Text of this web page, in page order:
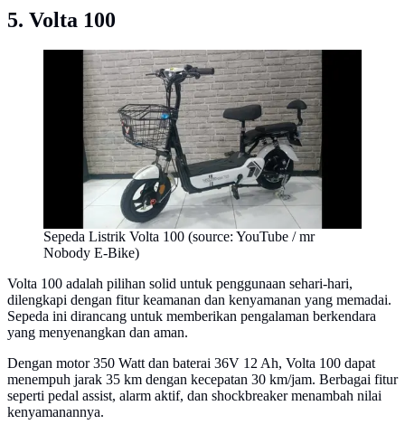
5. Volta 100
Sepeda Listrik Volta 100 (source: YouTube / mr
Nobody E-Bike)
Volta 100 adalah pilihan solid untuk penggunaan sehari-hari,
dilengkapi dengan fitur keamanan dan kenyamanan yang memadai.
Sepeda ini dirancang untuk memberikan pengalaman berkendara
yang menyenangkan dan aman.
Dengan motor 350 Watt dan baterai 36V 12 Ah, Volta 100 dapat
menempuh jarak 35 km dengan kecepatan 30 km/jam. Berbagai fitur
seperti pedal assist, alarm aktif, dan shockbreaker menambah nilai
kenyamanannya.